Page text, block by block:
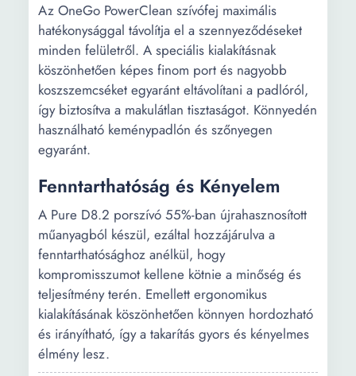
Az OneGo PowerClean szívófej maximális
hatékonysággal távolítja el a szennyeződéseket
minden felületről. A speciális kialakításnak
köszönhetően képes finom port és nagyobb
koszszemcséket egyaránt eltávolítani a padlóról,
így biztosítva a makulátlan tisztaságot. Könnyedén
használható keménypadlón és szőnyegen
egyaránt.
Fenntarthatóság és Kényelem
A Pure D8.2 porszívó 55%-ban újrahasznosított
műanyagból készül, ezáltal hozzájárulva a
fenntarthatósághoz anélkül, hogy
kompromisszumot kellene kötnie a minőség és
teljesítmény terén. Emellett ergonomikus
kialakításának köszönhetően könnyen hordozható
és irányítható, így a takarítás gyors és kényelmes
élmény lesz.